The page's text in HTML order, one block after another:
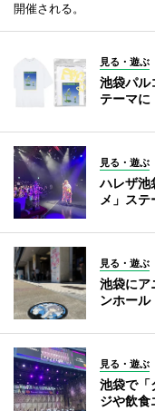
開催される。
見る・遊ぶ
池袋パル
テーマに
見る・遊ぶ
ハレザ
メ」ス
見る・遊ぶ
池袋に
ンホール
見る・遊ぶ
池袋で
ジや飲食